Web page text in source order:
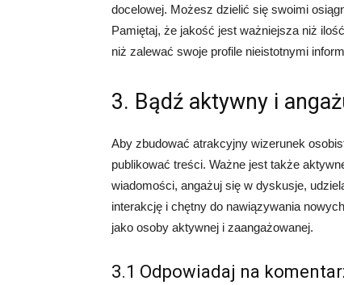
docelowej. Możesz dzielić się swoimi
Pamiętaj, że jakość jest ważniejsza niż
niż zalewać swoje profile nieistotnymi
3. Bądź aktywny i
Aby zbudować atrakcyjny wizerunek
publikować treści. Ważne jest także
wiadomości, angażuj się w dyskusje,
interakcję i chętny do nawiązywania
jako osoby aktywnej i zaangażowanej.
3.1 Odpowiadaj na